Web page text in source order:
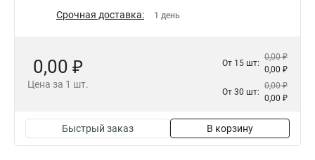
Срочная доставка: 1 день
0,00 ₽
Цена за 1 шт.
От 15 шт:
0,00 ₽
0,00 ₽
От 30 шт:
0,00 ₽
0,00 ₽
Быстрый заказ В корзину